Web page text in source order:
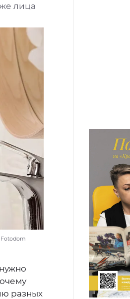
лица
разных